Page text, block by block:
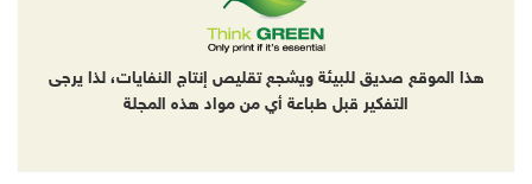
هذا الموقع صديق للبيئة ويشجع تقليص إنتاج النفايات، لذا يرجى
التفكير قبل طباعة أي من مواد هذه المجلة